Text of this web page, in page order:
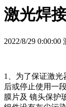
激光焊
2022/8/29
1、为了保证激
后或停止使用一
膜片及 镜头保护